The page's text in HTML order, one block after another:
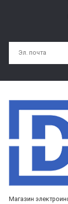
Магазин